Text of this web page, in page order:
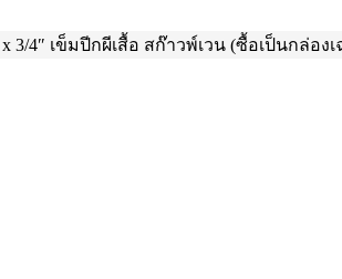
x 3/4″ เข็มปีกผีเสื้อ สก๊าวพ์เวน (ซื้อเป็นกล่